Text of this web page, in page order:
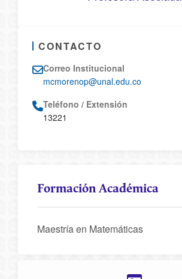
CONTACTO
Correo Institucional
mcmorenop@unal.edu.co
Teléfono / Extensión
13221
Formación Académica
Maestría en Matemáticas